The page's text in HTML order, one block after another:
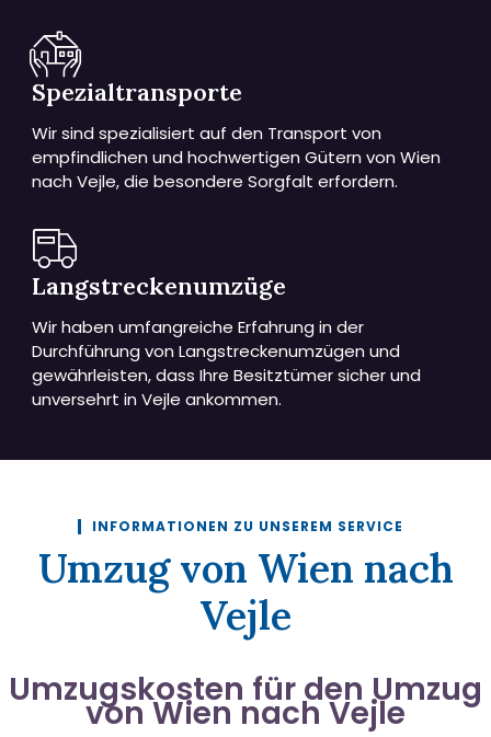
Spezialtransporte
Wir sind spezialisiert auf den Transport von
empfindlichen und hochwertigen Gütern von Wien
nach Vejle, die besondere Sorgfalt erfordern.
Langstreckenumzüge
Wir haben umfangreiche Erfahrung in der
Durchführung von Langstreckenumzügen und
gewährleisten, dass Ihre Besitztümer sicher und
unversehrt in Vejle ankommen.
INFORMATIONEN ZU UNSEREM SERVICE
Umzug von Wien nach
Vejle
Umzugskosten für den Umzug
von Wien nach Vejle